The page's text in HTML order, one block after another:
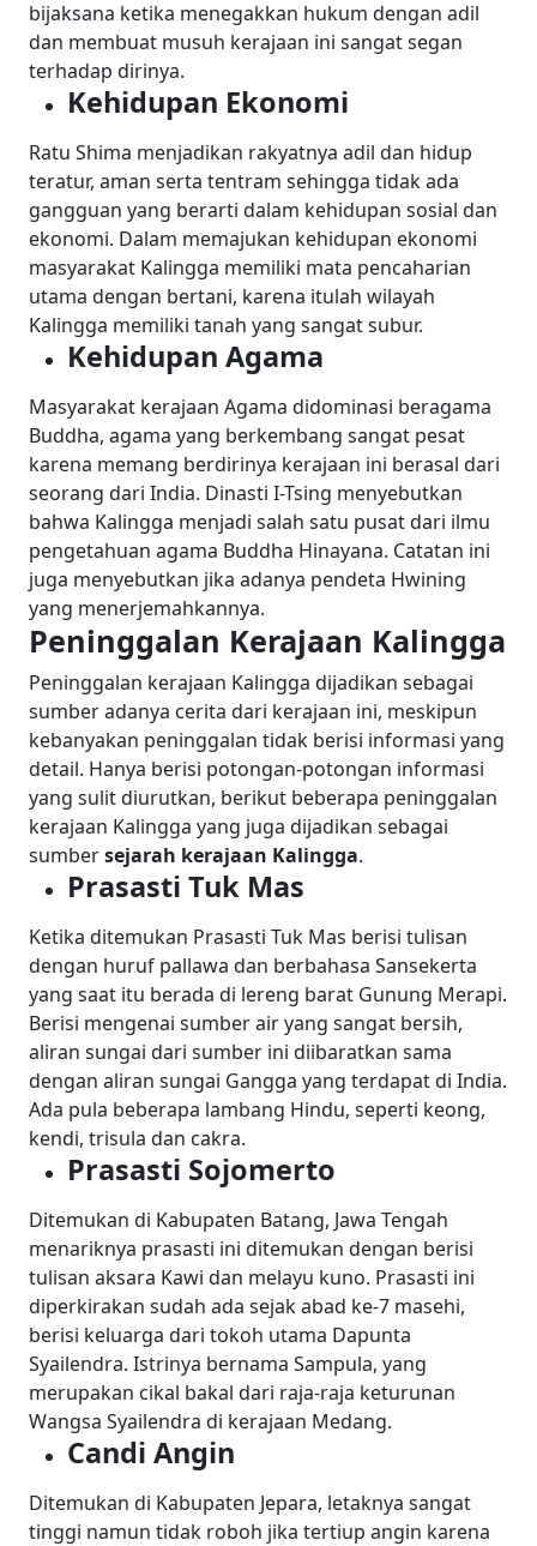
bijaksana ketika menegakkan hukum dengan adil
dan membuat musuh kerajaan ini sangat segan
terhadap dirinya.
Kehidupan Ekonomi
Ratu Shima menjadikan rakyatnya adil dan hidup
teratur, aman serta tentram sehingga tidak ada
gangguan yang berarti dalam kehidupan sosial dan
ekonomi. Dalam memajukan kehidupan ekonomi
masyarakat Kalingga memiliki mata pencaharian
utama dengan bertani, karena itulah wilayah
Kalingga memiliki tanah yang sangat subur.
Kehidupan Agama
Masyarakat kerajaan Agama didominasi beragama
Buddha, agama yang berkembang sangat pesat
karena memang berdirinya kerajaan ini berasal dari
seorang dari India. Dinasti I-Tsing menyebutkan
bahwa Kalingga menjadi salah satu pusat dari ilmu
pengetahuan agama Buddha Hinayana. Catatan ini
juga menyebutkan jika adanya pendeta Hwining
yang menerjemahkannya.
Peninggalan Kerajaan Kalingga
Peninggalan kerajaan Kalingga dijadikan sebagai
sumber adanya cerita dari kerajaan ini, meskipun
kebanyakan peninggalan tidak berisi informasi yang
detail. Hanya berisi potongan-potongan informasi
yang sulit diurutkan, berikut beberapa peninggalan
kerajaan Kalingga yang juga dijadikan sebagai
sumbersejarah kerajaan Kalingga.
Prasasti Tuk Mas
Ketika ditemukan Prasasti Tuk Mas berisi tulisan
dengan huruf pallawa dan berbahasa Sansekerta
yang saat itu berada di lereng barat Gunung Merapi.
Berisi mengenai sumber air yang sangat bersih,
aliran sungai dari sumber ini diibaratkan sama
dengan aliran sungai Gangga yang terdapat di India.
Ada pula beberapa lambang Hindu, seperti keong,
kendi, trisula dan cakra.
Prasasti Sojomerto
Ditemukan di Kabupaten Batang, Jawa Tengah
menariknya prasasti ini ditemukan dengan berisi
tulisan aksara Kawi dan melayu kuno. Prasasti ini
diperkirakan sudah ada sejak abad ke-7 masehi,
berisi keluarga dari tokoh utama Dapunta
Syailendra. Istrinya bernama Sampula, yang
merupakan cikal bakal dari raja-raja keturunan
Wangsa Syailendra di kerajaan Medang.
Candi Angin
Ditemukan di Kabupaten Jepara, letaknya sangat
tinggi namun tidak roboh jika tertiup angin karena